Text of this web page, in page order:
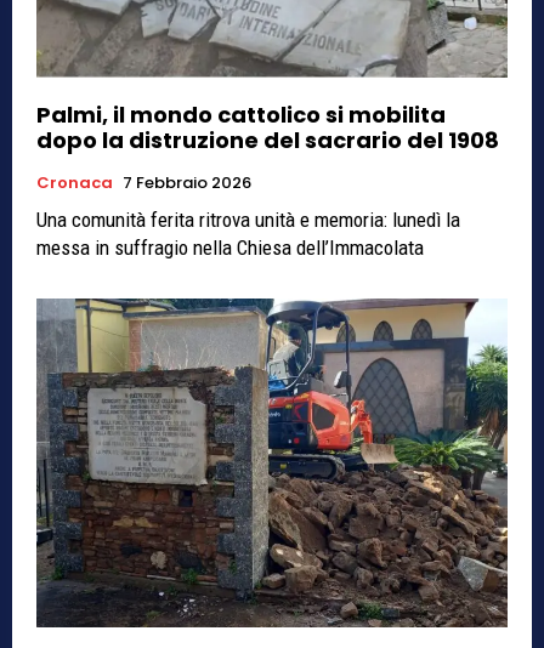
Palmi, il mondo cattolico si mobilita
dopo la distruzione del sacrario del 1908
Cronaca 7 Febbraio 2026
Una comunità ferita ritrova unità e memoria: lunedì la
messa in suffragio nella Chiesa dell’Immacolata